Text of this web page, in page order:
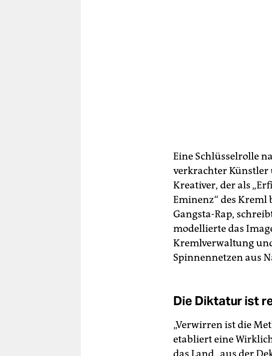
Eine Schlüsselrolle
verkrachter Künstler
Kreativer, der als
Eminenz“ des
Gangsta-Rap,
modellierte das
Kremlverwaltung
Spinnennetzen aus
Die Diktatur ist
„Verwirren ist die
etabliert eine
das Land „aus der